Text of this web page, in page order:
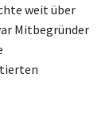
weit über
Mitbegründer